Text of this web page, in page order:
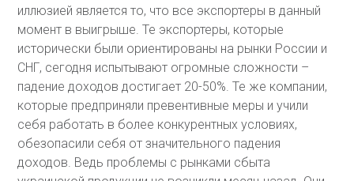
иллюзией является то, что все экспортеры в данный
момент в выигрыше. Те экспортеры, которые
исторически были ориентированы на рынки России и
СНГ, сегодня испытывают огромные сложности –
падение доходов достигает 20-50%. Те же компании,
которые предприняли превентивные меры и учили
себя работать в более конкурентных условиях,
обезопасили себя от значительного падения
доходов. Ведь проблемы с рынками сбыта